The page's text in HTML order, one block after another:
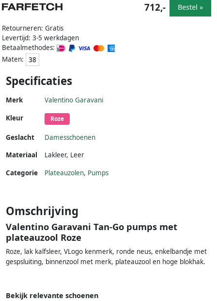
Retourneren: Gratis
Levertijd: 3-5 werkdagen
Betaalmethodes:
Maten:
38
712,- Bestel »
Specificaties
Merk Valentino Garavani
Kleur Roze
Geslacht
Damesschoenen
Materiaal
Lakleer, Leer
Categorie Plateauzolen, Pumps
Omschrijving
Valentino Garavani Tan-Go pumps met
plateauzool Roze
Roze, lak kalfsleer, VLogo kenmerk, ronde neus, enkelbandje met
gespsluiting, binnenzool met merk, plateauzool en hoge blokhak.
Bekijk relevante schoenen